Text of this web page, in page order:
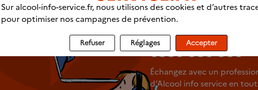
LIGNE DIRECTE
Appelez-nous
0980 980 930
Échangez avec un
d’Alcool info service en
Sur alcool-info-service.fr, nous utilisons des cookies et d’autres
pour optimiser nos campagnes de prévention.
Refuser Réglages Accepter